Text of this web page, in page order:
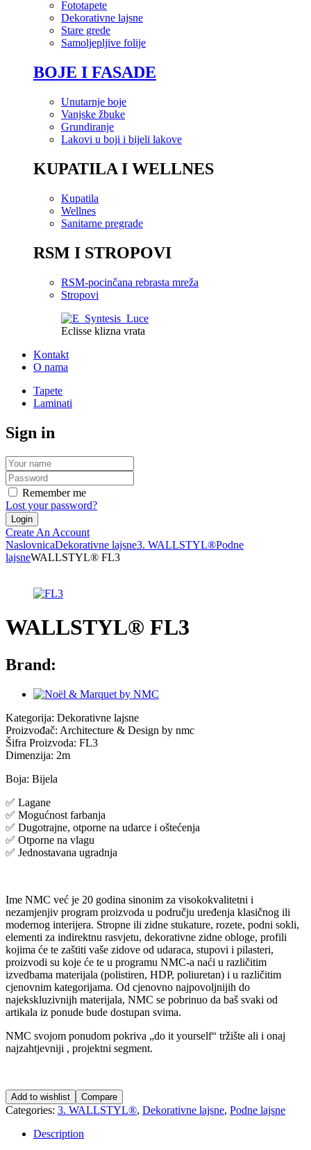
Fototapete
Dekorativne lajsne
Stare grede
Samoljepljive folije
BOJE I FASADE
Unutarnje boje
Vanjske žbuke
Grundiranje
Lakovi u boji i bijeli lakove
KUPATILA I WELLNES
Kupatila
Wellnes
Sanitarne pregrade
RSM I STROPOVI
RSM-pocinčana rebrasta mreža
Stropovi
Eclisse klizna vrata
Kontakt
O nama
Tapete
Laminati
Sign in
Remember me
Lost your password?
Create An Account
NaslovnicaDekorativne lajsne3. WALLSTYL®Podne
lajsneWALLSTYL® FL3
WALLSTYL® FL3
Brand:
Kategorija: Dekorativne lajsne
Proizvođač: Architecture & Design by nmc
Šifra Proizvoda: FL3
Dimenzija: 2m
Boja: Bijela
✅ Lagane
✅ Mogućnost farbanja
✅ Dugotrajne, otporne na udarce i oštećenja
✅ Otporne na vlagu
✅ Jednostavana ugradnja
Ime NMC već je 20 godina sinonim za visokokvalitetni i
nezamjenjiv program proizvoda u području uređenja klasičnog ili
modernog interijera. Stropne ili zidne stukature, rozete, podni sokli,
elementi za indirektnu rasvjetu, dekorativne zidne obloge, profili
kojima će te zaštiti vaše zidove od udaraca, stupovi i pilasteri,
proizvodi su koje će te u programu NMC-a naći u različitim
izvedbama materijala (polistiren, HDP, poliuretan) i u različitim
cjenovnim kategorijama. Od cjenovno najpovoljnijih do
najekskluzivnijh materijala, NMC se pobrinuo da baš svaki od
artikala iz ponude bude dostupan svima.
NMC svojom ponudom pokriva „do it yourself“ tržište ali i onaj
najzahtjevniji , projektni segment.
Add to wishlist Compare
Categories: 3. WALLSTYL®, Dekorativne lajsne, Podne lajsne
Description